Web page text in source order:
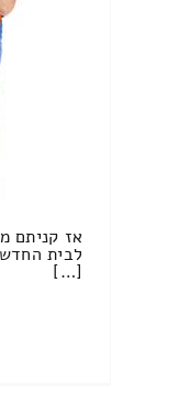
אז קניתם
לבית
[…]